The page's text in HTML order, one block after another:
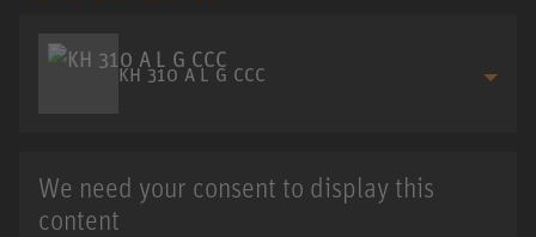
KH 310 A L G CCC
We need your consent to display this
content